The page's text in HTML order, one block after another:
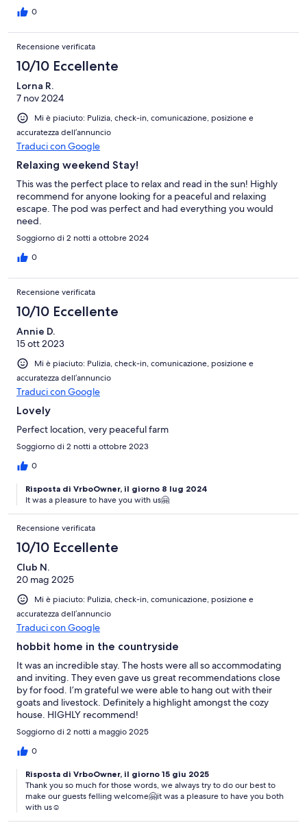
0
Recensione verificata
10/10 Eccellente
Lorna R.
7 nov 2024
Mi è piaciuto: Pulizia, check-in, comunicazione, posizione e
accuratezza dell’annuncio
Traduci con Google
Relaxing weekend Stay!
This was the perfect place to relax and read in the sun! Highly
recommend for anyone looking for a peaceful and relaxing
escape. The pod was perfect and had everything you would
need.
Soggiorno di 2 notti a ottobre 2024
0
Recensione verificata
10/10 Eccellente
Annie D.
15 ott 2023
Mi è piaciuto: Pulizia, check-in, comunicazione, posizione e
accuratezza dell’annuncio
Traduci con Google
Lovely
Perfect location, very peaceful farm
Soggiorno di 2 notti a ottobre 2023
0
Risposta di VrboOwner, il giorno 8 lug 2024
It was a pleasure to have you with us🤗
Recensione verificata
10/10 Eccellente
Club N.
20 mag 2025
Mi è piaciuto: Pulizia, check-in, comunicazione, posizione e
accuratezza dell’annuncio
Traduci con Google
hobbit home in the countryside
It was an incredible stay. The hosts were all so accommodating
and inviting. They even gave us great recommendations close
by for food. I’m grateful we were able to hang out with their
goats and livestock. Definitely a highlight amongst the cozy
house. HIGHLY recommend!
Soggiorno di 2 notti a maggio 2025
0
Risposta di VrboOwner, il giorno 15 giu 2025
Thank you so much for those words, we always try to do our best to
make our guests felling welcome🤗it was a pleasure to have you both
with us☺️